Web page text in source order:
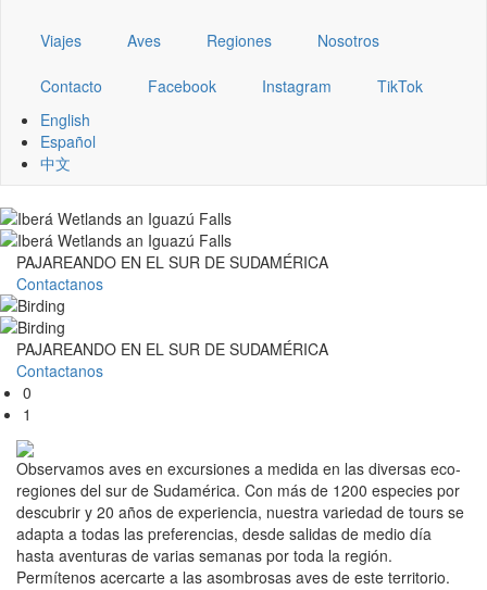
Viajes Aves Regiones Nosotros
Contacto Facebook Instagram
TikTok
English
Español
中文
PAJAREANDO EN EL SUR DE SUDAMÉRICA
Contactanos
PAJAREANDO EN EL SUR DE SUDAMÉRICA
Contactanos
0
1
Observamos aves en excursiones a medida en las diversas eco-
regiones del sur de Sudamérica. Con más de 1200 especies por
descubrir y 20 años de experiencia, nuestra variedad de tours se
adapta a todas las preferencias, desde salidas de medio día
hasta aventuras de varias semanas por toda la región.
Permítenos acercarte a las asombrosas aves de este territorio.